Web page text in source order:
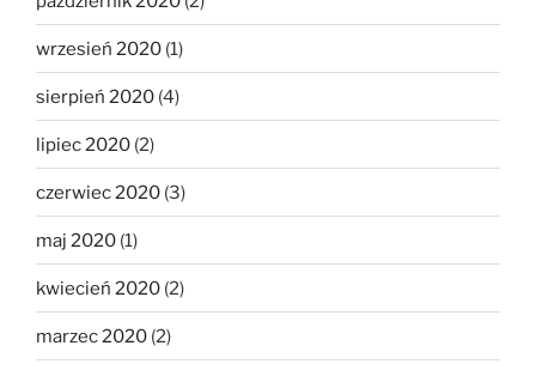
wrzesień 2020 (1)
sierpień 2020 (4)
lipiec 2020 (2)
czerwiec 2020 (3)
maj 2020 (1)
kwiecień 2020 (2)
marzec 2020 (2)